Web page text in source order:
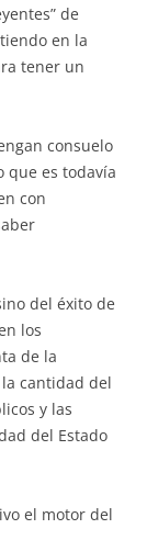
de
en la
tener un
consuelo
que es todavía
con
del éxito de
los
de la
cantidad del
y las
del Estado
el motor del